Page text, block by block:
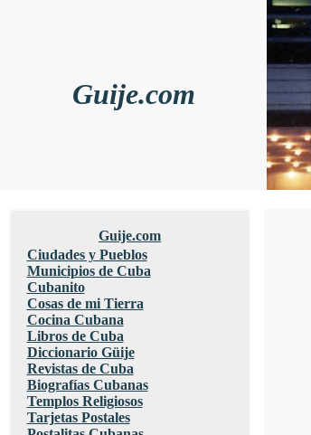
Guije.com
Guije.com
Ciudades y Pueblos
Municipios de Cuba
Cubanito
Cosas de mi Tierra
Cocina Cubana
Libros de Cuba
Diccionario Güije
Revistas de Cuba
Biografías Cubanas
Templos Religiosos
Tarjetas Postales